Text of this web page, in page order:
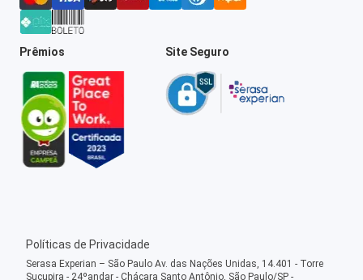
Prêmios Site Seguro
Políticas de Privacidade
Serasa Experian – São Paulo Av. das Nações Unidas, 14.401 - Torre
Sucupira - 24ºandar - Chácara Santo Antônio, São Paulo/SP -